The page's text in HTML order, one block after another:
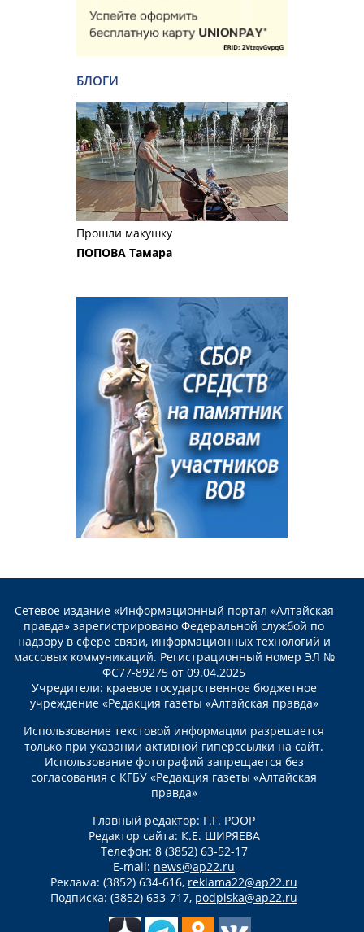
БЛОГИ
Прошли макушку
ПОПОВА Тамара
Сетевое издание «Информационный портал «Алтайская
правда» зарегистрировано Федеральной службой по
надзору в сфере связи, информационных технологий и
массовых коммуникаций. Регистрационный номер ЭЛ №
ФС77-89275 от 09.04.2025
Учредители: краевое государственное бюджетное
учреждение «Редакция газеты «Алтайская правда»
Использование текстовой информации разрешается
только при указании активной гиперссылки на сайт.
Использование фотографий запрещается без
согласования с КГБУ «Редакция газеты «Алтайская
правда»
Главный редактор: Г.Г. РООР
Редактор сайта: К.Е. ШИРЯЕВА
Телефон: 8 (3852) 63-52-17
E-mail: news@ap22.ru
Реклама: (3852) 634-616, reklama22@ap22.ru
Подписка: (3852) 633-717, podpiska@ap22.ru